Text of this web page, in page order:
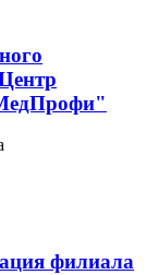
филиала